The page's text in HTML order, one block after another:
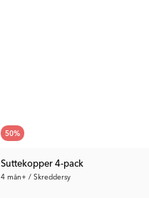
50%
Suttekopper 4-pack
4 mån+ / Skreddersy